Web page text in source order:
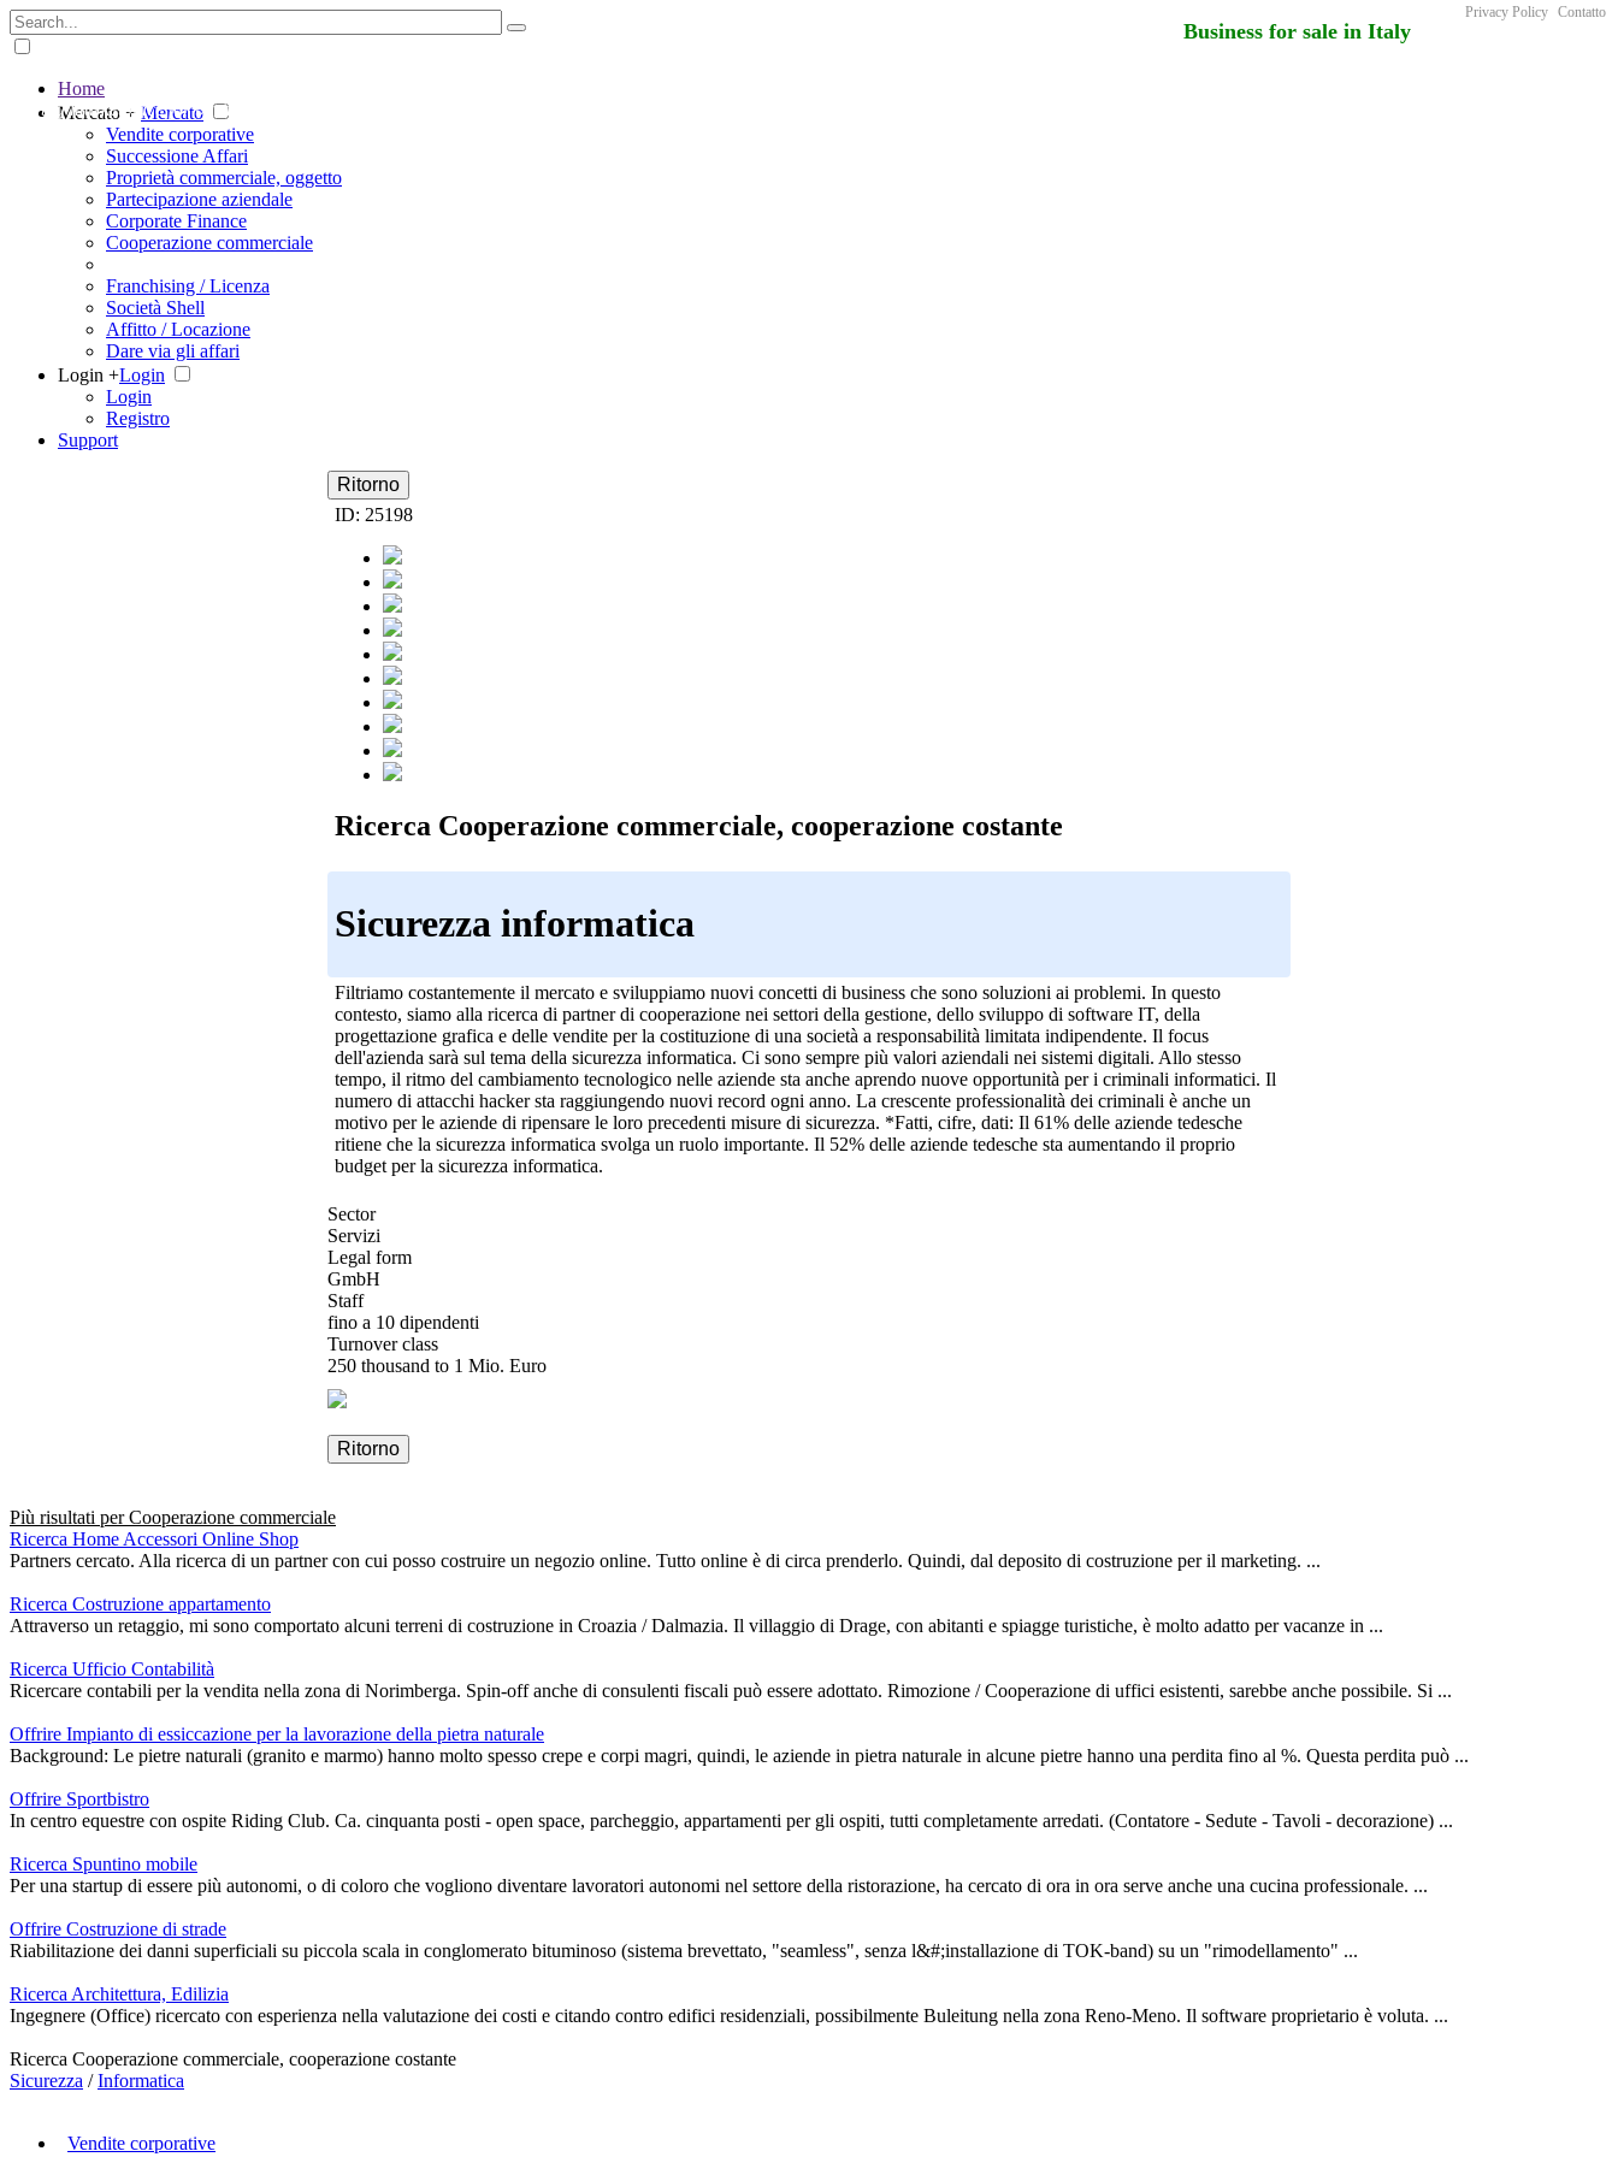
Business for sale in Italy
The big marketplace for business
Privacy Policy Contatto
Home
Mercato + Mercato
Vendite corporative
Successione Affari
Proprietà commerciale, oggetto
Partecipazione aziendale
Corporate Finance
Cooperazione commerciale
Franchising / Licenza
Società Shell
Affitto / Locazione
Dare via gli affari
Login +Login
Login
Registro
Support
Ritorno
ID: 25198
Ricerca Cooperazione commerciale, cooperazione costante
Sicurezza informatica
Filtriamo costantemente il mercato e sviluppiamo nuovi concetti di business che sono soluzioni ai problemi. In questo
contesto, siamo alla ricerca di partner di cooperazione nei settori della gestione, dello sviluppo di software IT, della
progettazione grafica e delle vendite per la costituzione di una società a responsabilità limitata indipendente. Il focus
dell'azienda sarà sul tema della sicurezza informatica. Ci sono sempre più valori aziendali nei sistemi digitali. Allo stesso
tempo, il ritmo del cambiamento tecnologico nelle aziende sta anche aprendo nuove opportunità per i criminali informatici. Il
numero di attacchi hacker sta raggiungendo nuovi record ogni anno. La crescente professionalità dei criminali è anche un
motivo per le aziende di ripensare le loro precedenti misure di sicurezza. *Fatti, cifre, dati: Il 61% delle aziende tedesche
ritiene che la sicurezza informatica svolga un ruolo importante. Il 52% delle aziende tedesche sta aumentando il proprio
budget per la sicurezza informatica.
Sector
Servizi
Legal form
GmbH
Staff
fino a 10 dipendenti
Turnover class
250 thousand to 1 Mio. Euro
Ritorno
Più risultati perCooperazione commerciale
Ricerca Home Accessori Online Shop
Partners cercato. Alla ricerca di un partner con cui posso costruire un negozio online. Tutto online è di circa prenderlo. Quindi, dal deposito di costruzione per il marketing. ...
Ricerca Costruzione appartamento
Attraverso un retaggio, mi sono comportato alcuni terreni di costruzione in Croazia / Dalmazia. Il villaggio di Drage, con abitanti e spiagge turistiche, è molto adatto per vacanze in ...
Ricerca Ufficio Contabilità
Ricercare contabili per la vendita nella zona di Norimberga. Spin-off anche di consulenti fiscali può essere adottato. Rimozione / Cooperazione di uffici esistenti, sarebbe anche possibile. Si ...
Offrire Impianto di essiccazione per la lavorazione della pietra naturale
Background: Le pietre naturali (granito e marmo) hanno molto spesso crepe e corpi magri, quindi, le aziende in pietra naturale in alcune pietre hanno una perdita fino al %. Questa perdita può ...
Offrire Sportbistro
In centro equestre con ospite Riding Club. Ca. cinquanta posti - open space, parcheggio, appartamenti per gli ospiti, tutti completamente arredati. (Contatore - Sedute - Tavoli - decorazione) ...
Ricerca Spuntino mobile
Per una startup di essere più autonomi, o di coloro che vogliono diventare lavoratori autonomi nel settore della ristorazione, ha cercato di ora in ora serve anche una cucina professionale. ...
Offrire Costruzione di strade
Riabilitazione dei danni superficiali su piccola scala in conglomerato bituminoso (sistema brevettato, "seamless", senza l&#;installazione di TOK-band) su un "rimodellamento" ...
Ricerca Architettura, Edilizia
Ingegnere (Office) ricercato con esperienza nella valutazione dei costi e citando contro edifici residenziali, possibilmente Buleitung nella zona Reno-Meno. Il software proprietario è voluta. ...
Ricerca Cooperazione commerciale, cooperazione costante
Sicurezza /Informatica
Vendite corporative